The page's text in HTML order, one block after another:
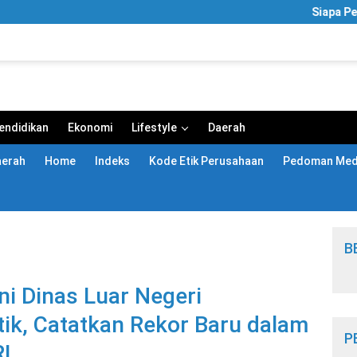
Siapa Pemilik
Ekonomi Lifestyle Daerah
Home Indeks Kode Etik Perusahaan Pedoman
Dinas Luar Negeri
Catatkan Rekor Baru dalam